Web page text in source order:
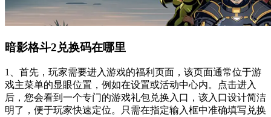
暗影格斗2兑换码在哪里
1、首先，玩家需要进入游戏的福利页面，该页面通常位于游
戏主菜单的显眼位置，例如在设置或活动中心内。点击进入
后，您会看到一个专门的游戏礼包兑换入口，该入口设计简洁
明了，便于玩家快速定位。只需在指定输入框中准确填写兑换